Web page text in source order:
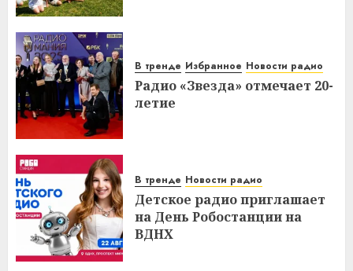
В тренде Избранное Новости радио
Радио «Звезда» отмечает 20-
летие
В тренде Новости радио
Детское радио приглашает
на День Робостанции на
ВДНХ